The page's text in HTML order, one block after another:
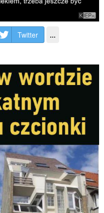
Twitter ...